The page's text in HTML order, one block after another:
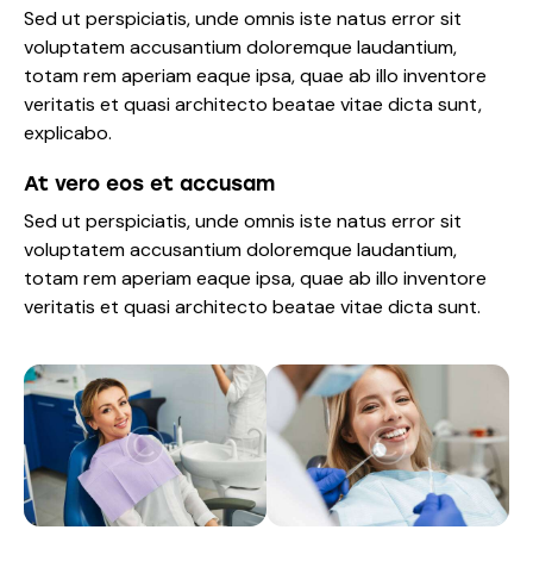
Sed ut perspiciatis, unde omnis iste natus error sit
voluptatem accusantium doloremque laudantium,
totam rem aperiam eaque ipsa, quae ab illo inventore
veritatis et quasi architecto beatae vitae dicta sunt,
explicabo.
At vero eos et accusam
Sed ut perspiciatis, unde omnis iste natus error sit
voluptatem accusantium doloremque laudantium,
totam rem aperiam eaque ipsa, quae ab illo inventore
veritatis et quasi architecto beatae vitae dicta sunt.